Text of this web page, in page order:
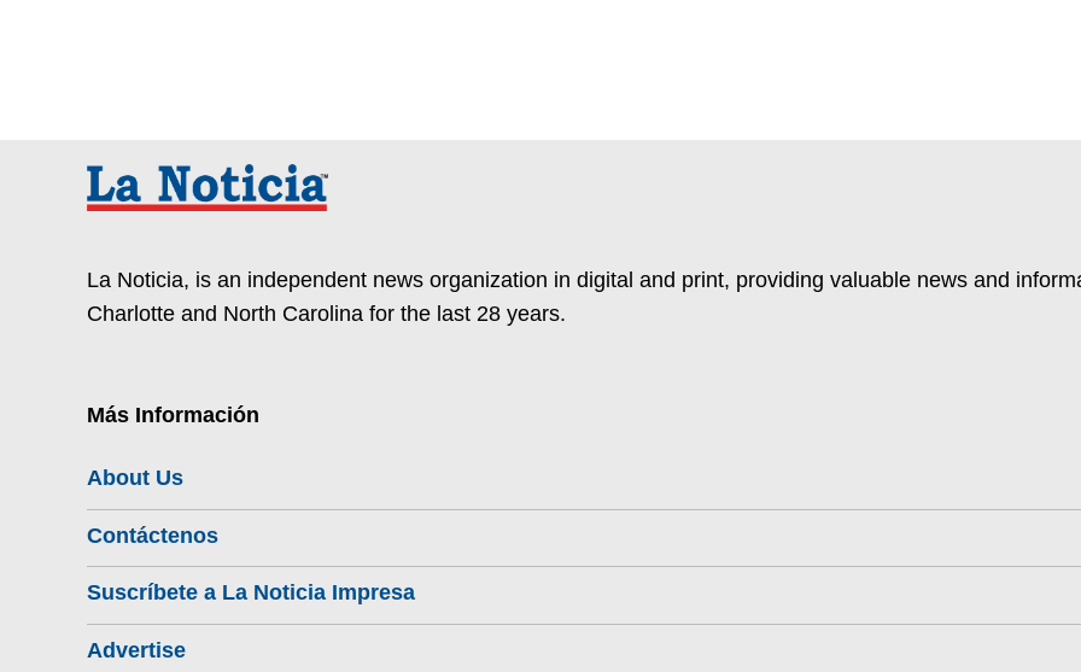
La Noticia, is an independent news organization in digital and print, providing valuable news and
Charlotte and North Carolina for the last 28 years.
Más Información
About Us
Contáctenos
Suscríbete a La Noticia Impresa
Advertise